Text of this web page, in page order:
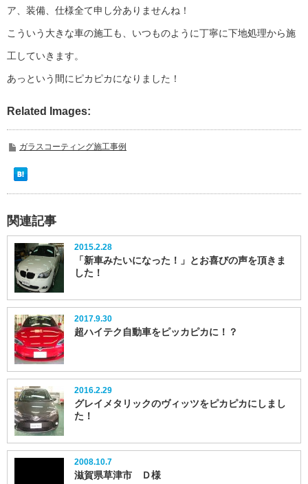
ア、装備、仕様全て申し分ありませんね！
こういう大きな車の施工も、いつものように丁寧に下地処理から施
工していきます。
あっという間にピカピカになりました！
Related Images:
ガラスコーティング施工事例
関連記事
2015.2.28
「新車みたいになった！」とお喜びの声を頂きま
した！
2017.9.30
超ハイテク自動車をピッカピカに！？
2016.2.29
グレイメタリックのヴィッツをピカピカにしまし
た！
2008.10.7
滋賀県草津市 Ｄ様